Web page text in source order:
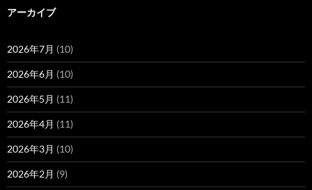
アーカイブ
2026年7月 (10)
2026年6月 (10)
2026年5月 (11)
2026年4月 (11)
2026年3月 (10)
2026年2月 (9)